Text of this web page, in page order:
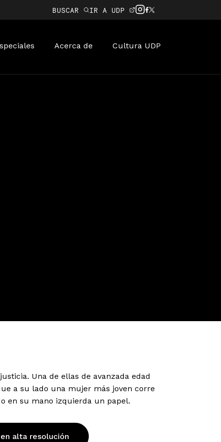
BUSCAR IR A UDP
Acerca de Cultura UDP
Una de ellas de avanzada edad
a su lado una mujer más joven corre
en su mano izquierda un papel.
alta resolución